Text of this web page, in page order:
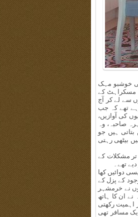
خوشبو مہک
مسکراہٹ کے
سے لے کر آج
تھے کہ جب
کی آوازیں،
صاحبہ، وہ
ہیں جو
بیٹھی رہتی
مشکلات کے
تھے۔
دوائیں کھا
کے پزل کے
نے خرمشہر
ان کا ہاتھ
اہمیت رکھتی
مسافر تھی